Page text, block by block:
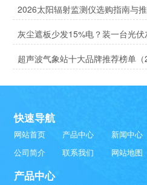
快速导航
网站首页 产品中心 新闻中心
公司简介
联系我们 网站地图
产品中心